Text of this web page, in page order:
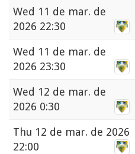
Wed 11 de mar. de
2026 22:30
Wed 11 de mar. de
2026 23:30
Wed 12 de mar. de
2026 0:30
Thu 12 de mar. de 2026
22:00